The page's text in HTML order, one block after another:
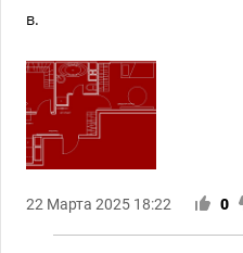
в.
22 Марта 2025 18:22 0